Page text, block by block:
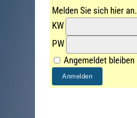
Melden Sie sich hier an.
KW
PW
Angemeldet bleiben